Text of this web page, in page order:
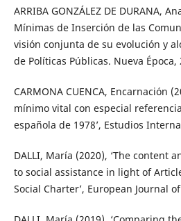
ARRIBA GONZÁLEZ DE DURANA,
Mínimas de Inserción de las
visión conjunta de su evolución y
de Políticas Públicas. Nueva Época,
CARMONA CUENCA, Encarnación
mínimo vital con especial
española de 1978’, Estudios
DALLI, María (2020), ‘The content
to social assistance in light of
Social Charter’, European Journal